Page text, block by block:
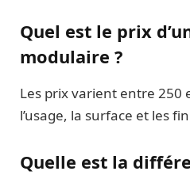
Quel est le prix
modulaire ?
Les prix varient entre 250
l’usage, la surface et les
Quelle est la